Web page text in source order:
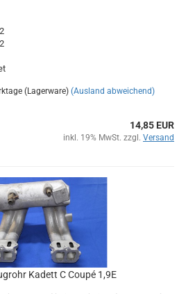
(Lagerware) (Ausland abweichend)
14,85 EUR
inkl. 19% MwSt. zzgl. Versand
Kadett C Coupé 1,9E